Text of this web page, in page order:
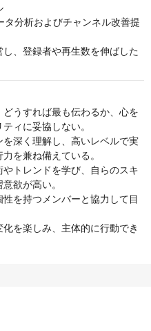
タ分析およびチャンネル改善提
し、登録者や再生数を伸ばした
どうすれば最も伝わるか、心を
ィに妥協しない。
を深く理解し、高いレベルで実
を兼ね備えている。
やトレンドを学び、自らのスキ
欲が高い。
を持つメンバーと協力して目
を楽しみ、主体的に行動でき